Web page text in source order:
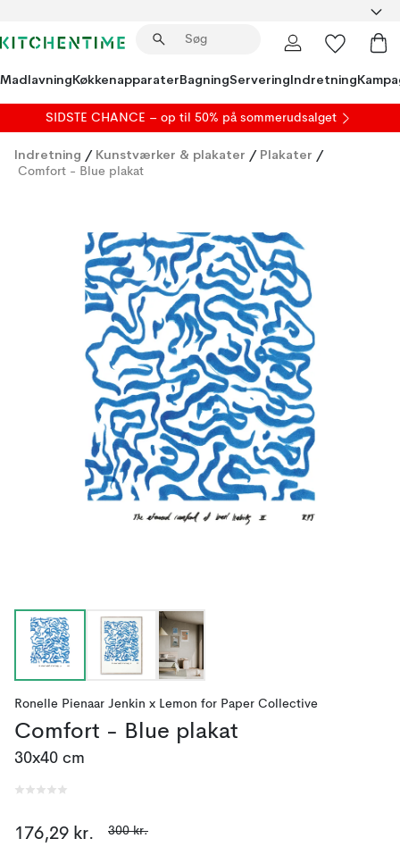
MadlavningKøkkenapparaterBagningServeringIndretning
SIDSTE CHANCE – op til 50% på sommerudsalget
Indretning / Kunstværker & plakater / Plakater /
Comfort - Blue plakat
Ronelle Pienaar Jenkin x Lemon for Paper Collective
Comfort - Blue plakat
30x40 cm
176,29 kr. 300 kr.